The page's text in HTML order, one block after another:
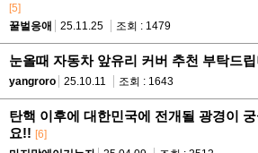
[5]
꿀벌응애
25.11.25 조회 : 1479
눈올때 자동차 앞유리 커버 추천 부탁드
yangroro
25.10.11 조회 : 1643
탄핵 이후에 대한민국에 전개될 광경이
요!! [6]